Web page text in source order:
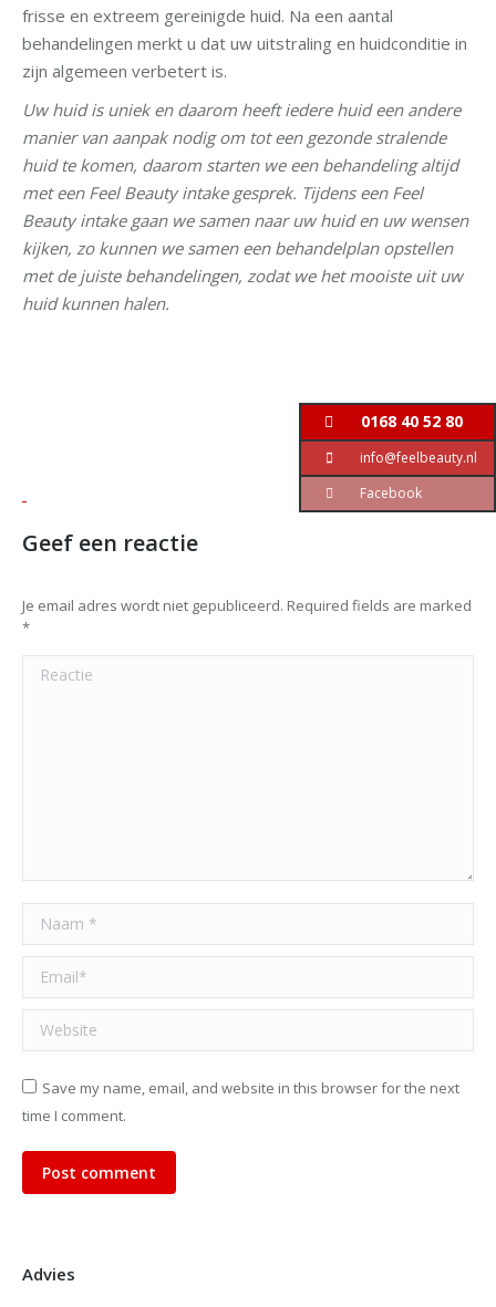
frisse en extreem gereinigde huid. Na een aantal
behandelingen merkt u dat uw uitstraling en huidconditie in
zijn algemeen verbetert is.
Uw huid is uniek en daarom heeft iedere huid een andere
manier van aanpak nodig om tot een gezonde stralende
huid te komen, daarom starten we een behandeling altijd
met een Feel Beauty intake gesprek. Tijdens een Feel
Beauty intake gaan we samen naar uw huid en uw wensen
kijken, zo kunnen we samen een behandelplan opstellen
met de juiste behandelingen, zodat we het mooiste uit uw
huid kunnen halen.
Geef een reactie
Je email adres wordt niet gepubliceerd. Required fields are marked
*
Reactie
Naam *
Email *
Website
Save my name, email, and website in this browser for the next
time I comment.
Post comment
Advies
0168 40 52 80
info@feelbeauty.nl
Facebook